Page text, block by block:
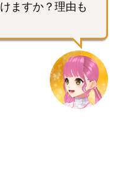
ますか？理由も